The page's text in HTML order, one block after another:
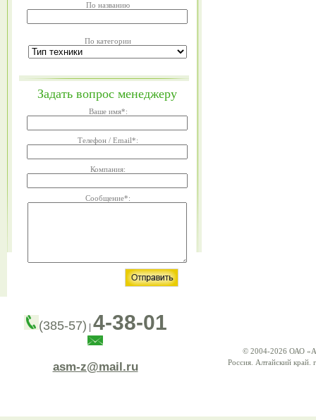
По названию
По категории
Задать вопрос менеджеру
Ваше имя*:
Телефон / Email*:
Компания:
Сообщение*:
(385-57) 4-38-01
asm-z@mail.ru
© 2004-2026 ОАО
Россия. Алтайский край.